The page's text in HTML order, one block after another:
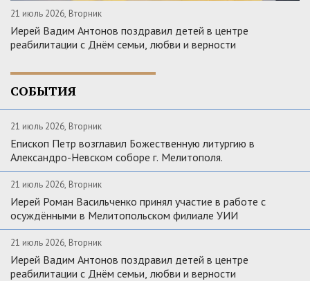
21 июль 2026, Вторник
Иерей Вадим Антонов поздравил детей в центре
реабилитации с Днём семьи, любви и верности
СОБЫТИЯ
21 июль 2026, Вторник
Епископ Петр возглавил Божественную литургию в
Александро-Невском соборе г. Мелитополя.
21 июль 2026, Вторник
Иерей Роман Васильченко принял участие в работе с
осуждёнными в Мелитопольском филиале УИИ
21 июль 2026, Вторник
Иерей Вадим Антонов поздравил детей в центре
реабилитации с Днём семьи, любви и верности